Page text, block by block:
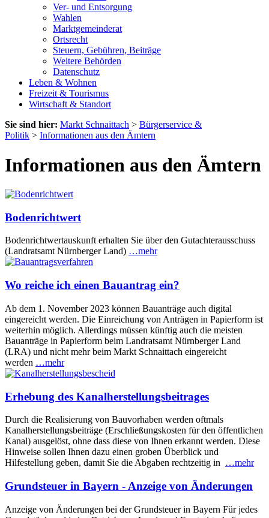
Ver- und Entsorgung
Wahlen
Marktgemeinderat
Ortsrecht
Steuern, Gebühren, Beiträge
Weitere Behörden
Datenschutz
Leben & Wohnen
Freizeit & Tourismus
Wirtschaft & Standort
Sie sind hier: Markt Schnaittach > Bürgerservice &
Politik > Informationen aus den Ämtern
Informationen aus den Ämtern
Bodenrichtwert
Bodenrichtwertauskunft erhalten Sie über den Gutachterausschuss
(Landratsamt Nürnberger Land) …mehr
Wo reiche ich einen Bauantrag ein?
Ab dem 1. November 2023 können Bauanträge auch digital
eingereicht werden. Die Einreichung von Anträgen in Papierform ist
weiterhin möglich. Allerdings müssen künftig auch die meisten
Bauanträge in Papierform beim Landratsamt Nürnberger Land
(LRA) und nicht mehr beim Markt Schnaittach eingereicht
werden …mehr
Erhebung des Kanalherstellungsbeitrages
Durch die Realisierung von Bauvorhaben werden oftmals
Kanalherstellungsbeiträge (Erschließungskosten für den öffentlichen
Kanal) ausgelöst, ohne dass diese von Ihnen erkannt werden. Diese
Hinweise sollen Ihnen dazu einen groben Überblick und
Hilfestellung geben, damit Sie die Abgaben rechtzeitig in …mehr
Grundsteuer in Bayern - Anzeige von Änderungen
Anzeige von Änderungen bei der Grundsteuer in Bayern Für jedes